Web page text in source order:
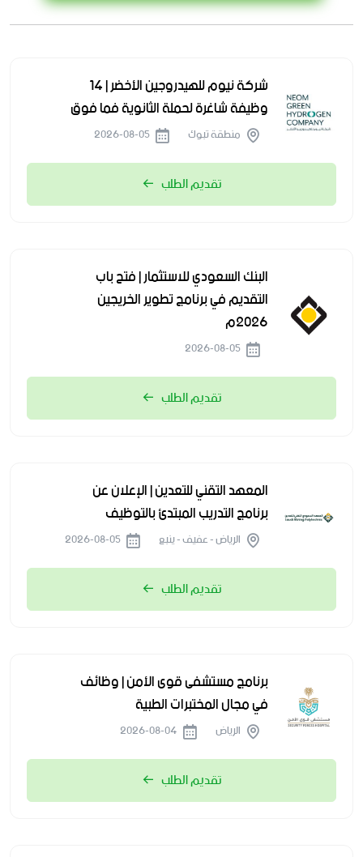
شركة نيوم للهيدروجين الأخضر | 14
وظيفة شاغرة لحملة الثانوية فما فوق
منطقة تبوك
تقديم الطلب
البنك السعودي للاستثمار | فتح باب
التقديم في برنامج تطوير الخريجين
2026م
تقديم الطلب
المعهد التقني للتعدين | الإعلان عن
برنامج التدريب المبتدئ بالتوظيف
الرياض - عفيف - ينبع
تقديم الطلب
برنامج مستشفى قوى الأمن | وظائف
في مجال المختبرات الطبية
الرياض
تقديم الطلب